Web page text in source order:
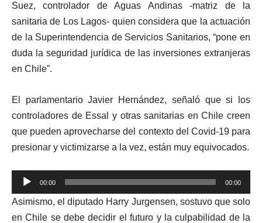
Suez, controlador de Aguas Andinas -matriz de la
sanitaria de Los Lagos- quien considera que la actuación
de la Superintendencia de Servicios Sanitarios, “pone en
duda la seguridad jurídica de las inversiones extranjeras
en Chile”.
El parlamentario Javier Hernández, señaló que si los
controladores de Essal y otras sanitarias en Chile creen
que pueden aprovecharse del contexto del Covid-19 para
presionar y victimizarse a la vez, están muy equivocados.
Reproductor
de
audio
00:00 00:00
Asimismo, el diputado Harry Jurgensen, sostuvo que solo
en Chile se debe decidir el futuro y la culpabilidad de la